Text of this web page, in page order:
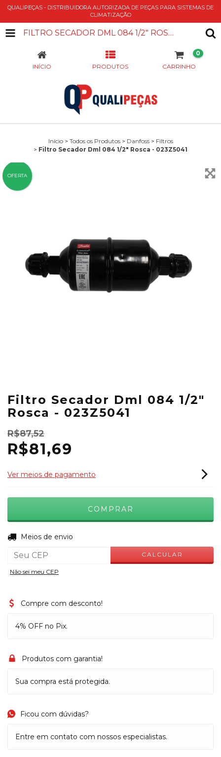
QUALIPEÇAS - DISTRIBUIDORA AUTORIZADA DE PEÇAS PARA SISTEMAS DE
CLIMATIZAÇÃO
FILTRO SECADOR DML 084 1/2" ROSCA - 023Z5041
INÍCIO PRODUTOS CARRINHO
0
Início > Todos os Produtos > Danfoss > Filtros
> Filtro Secador Dml 084 1/2" Rosca - 023Z5041
OFERTA
Filtro Secador Dml 084 1/2"
Rosca - 023Z5041
R$87,52
R$81,69
Ver meios de pagamento
Entregas para o CEP:
Meios de envio
CALCULAR
Não sei meu CEP
Compre com desconto!
4% OFF no Pix.
Produtos com garantia!
Sua compra está protegida.
Ficou com dúvidas?
Entre em contato com nossos especialistas.